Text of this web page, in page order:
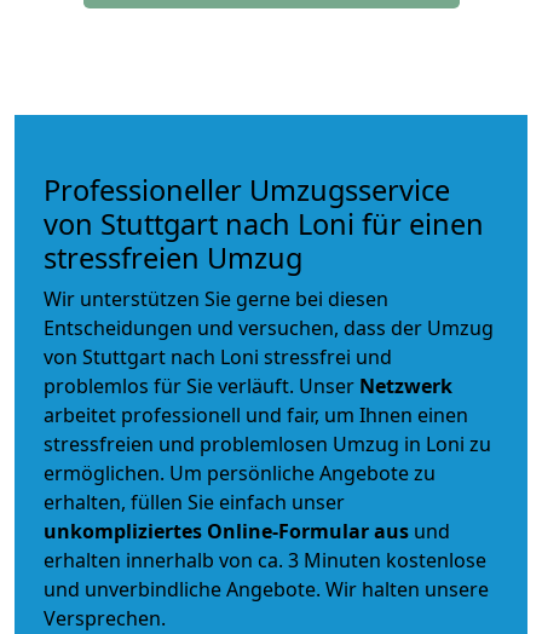
Professioneller Umzugsservice
von Stuttgart nach Loni für einen
stressfreien Umzug
Wir unterstützen Sie gerne bei diesen
Entscheidungen und versuchen, dass der Umzug
von Stuttgart nach Loni stressfrei und
problemlos für Sie verläuft. Unser Netzwerk
arbeitet professionell und fair, um Ihnen einen
stressfreien und problemlosen Umzug in Loni zu
ermöglichen. Um persönliche Angebote zu
erhalten, füllen Sie einfach unser
unkompliziertes Online-Formular aus und
erhalten innerhalb von ca. 3 Minuten kostenlose
und unverbindliche Angebote. Wir halten unsere
Versprechen.